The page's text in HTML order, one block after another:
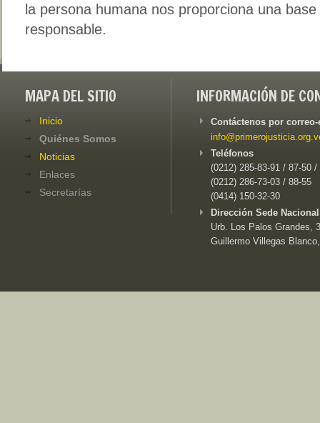
la persona humana nos proporciona una
responsable.
MAPA DEL SITIO
Inicio
Quiénes Somos
Noticias
Enlaces
Secretarías
INFORMACIÓN DE
Contáctenos por
Teléfonos
(0212) 285-83-91 / 87-50 /
(0212) 286-73-03 / 88-55
(0414) 150-32-30
Dirección Sede
Urb. Los Palos Grandes,
Guillermo Villegas